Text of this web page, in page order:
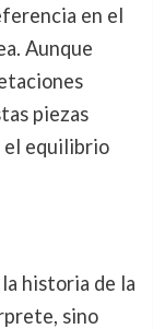
en el
Aunque
piezas
el equilibrio
historia de la
sino